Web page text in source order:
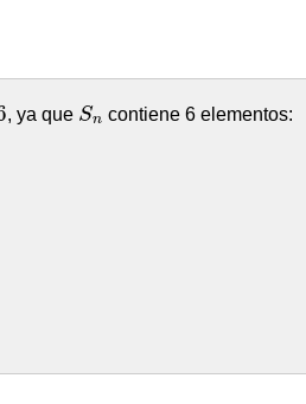
, ya que Sn
Sn contiene 6 elementos: